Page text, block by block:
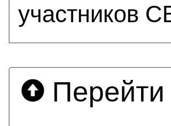
участников
Перейти